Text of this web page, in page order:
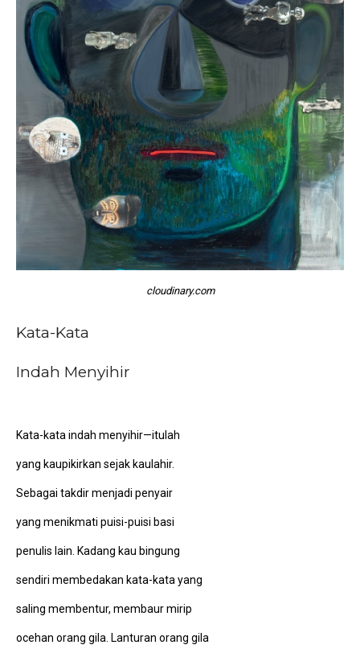
cloudinary.com
Kata-Kata
Indah Menyihir
Kata-kata indah menyihir—itulah
yang kaupikirkan sejak kaulahir.
Sebagai takdir menjadi penyair
yang menikmati puisi-puisi basi
penulis lain. Kadang kau bingung
sendiri membedakan kata-kata yang
saling membentur, membaur mirip
ocehan orang gila. Lanturan orang gila